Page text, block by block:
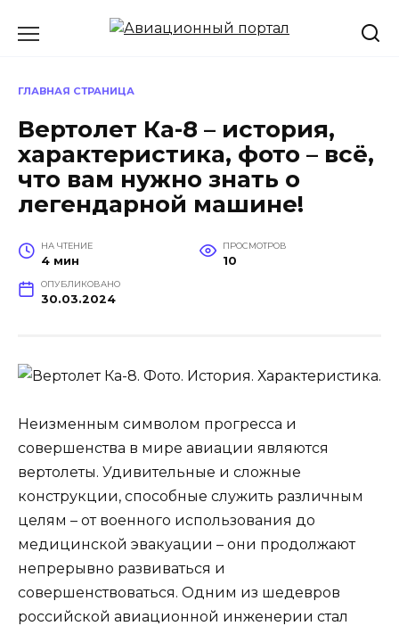
ГЛАВНАЯ СТРАНИЦА
Вертолет Ка-8 – история,
характеристика, фото – всё,
что вам нужно знать о
легендарной машине!
НА ЧТЕНИЕ
4 мин
ПРОСМОТРОВ
10
ОПУБЛИКОВАНО
30.03.2024
Неизменным символом прогресса и
совершенства в мире авиации являются
вертолеты. Удивительные и сложные
конструкции, способные служить различным
целям – от военного использования до
медицинской эвакуации – они продолжают
непрерывно развиваться и
совершенствоваться. Одним из шедевров
российской авиационной инженерии стал